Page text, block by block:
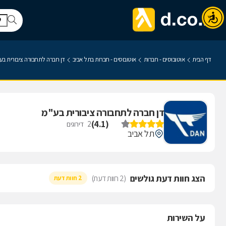
דף הבית אוטובוסים - חברות אוטובוסים - חברות בתל אביב דן חברה לתחבורה ציבורית
דן חברה לתחבורה ציבורית בע"מ
(
4.1
)
2 דירוגים
תל אביב
הצג חוות דעת גולשים (2 חוות דעת) 2 חוות דעת
על השירות